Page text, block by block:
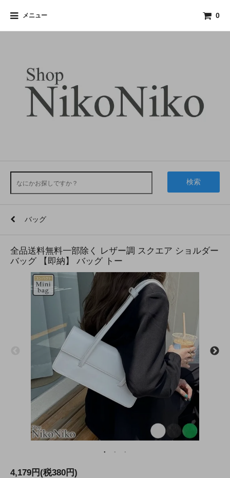
メニュー 0
検索
バッグ
全品送料無料一部除く レザー調 スクエア ショルダー
バッグ 【即納】 バッグ トー
4,179円(税380円)